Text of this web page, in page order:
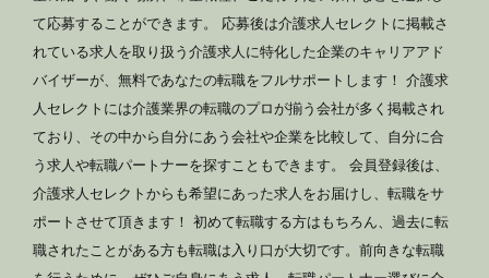
て応募することができます。 応募後は介護求人セレクトに掲載さ
れている求人を取り扱う介護求人に特化した企業のキャリアアド
バイザーが、無料であなたの転職をフルサポートします！ 介護求
人セレクトには介護業界の転職のプロが揃う会社が多く掲載され
ており、その中から自分にあう会社や企業を比較して、自分に合
う求人や転職パートナーを探すこともできます。 会員登録後は、
介護求人セレクトからも希望にあった求人をお届けし、転職をサ
ポートさせて頂きます！ 初めて転職する方はもちろん、過去に転
職されたことがある方も転職は入り口が大切です。前向きな転職